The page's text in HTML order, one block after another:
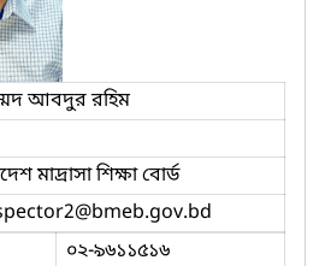
আবদুর রহিম
মাদ্রাসা শিক্ষা বোর্ড
@bmeb.gov.bd
০২-৯৬১১৫১৬